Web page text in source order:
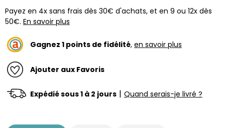
Payez en 4x sans frais dès 30€ d'achats, et en 9 ou 12x dès
50€. En savoir plus
Gagnez 1 points de fidélité, en savoir plus
Ajouter aux Favoris
Expédié sous 1 à 2 jours | Quand serais-je livré ?